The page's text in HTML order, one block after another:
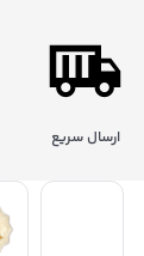
ارسال سریع